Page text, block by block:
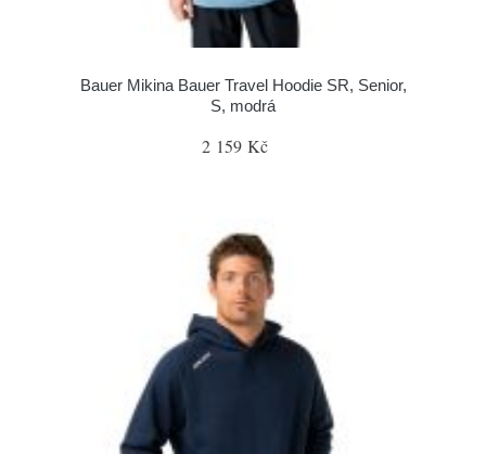
Bauer Mikina Bauer Travel Hoodie SR, Senior,
S, modrá
2 159 Kč